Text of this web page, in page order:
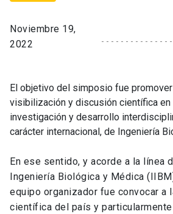
Noviembre 19,
2022
El objetivo del simposio fue
visibilización y discusión científica en
investigación y desarrollo
carácter internacional, de Ingeniería
En ese sentido, y acorde a la línea
Ingeniería Biológica y Médica
equipo organizador fue convocar a
científica del país y particularmente